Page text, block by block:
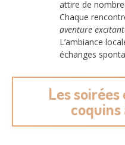
attire de
Chaque
aventure
L’ambiance
échanges
Les